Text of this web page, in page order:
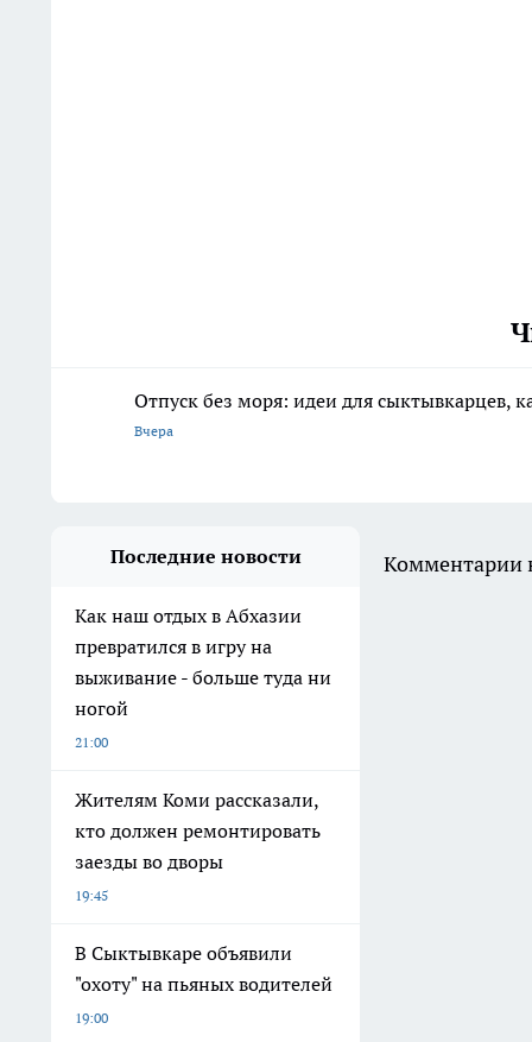
Отпуск без моря: идеи для сыктывкарцев,
Вчера
Последние новости
Как наш отдых в Абхазии
превратился в игру на
выживание - больше туда ни
ногой
21:00
Жителям Коми рассказали,
кто должен ремонтировать
заезды во дворы
19:45
В Сыктывкаре объявили
"охоту" на пьяных водителей
19:00
Комментарии